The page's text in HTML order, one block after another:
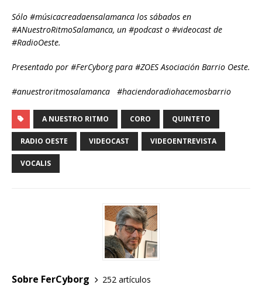
Sólo #músicacreadaensalamanca los sábados en
#ANuestroRitmoSalamanca, un #podcast o #videocast de
#RadioOeste.
Presentado por #FerCyborg para #ZOES Asociación Barrio Oeste.
#anuestroritmosalamanca #haciendoradiohacemosbarrio
A NUESTRO RITMO CORO QUINTETO
RADIO OESTE VIDEOCAST VIDEOENTREVISTA
VOCALIS
Sobre FerCyborg
252 artículos